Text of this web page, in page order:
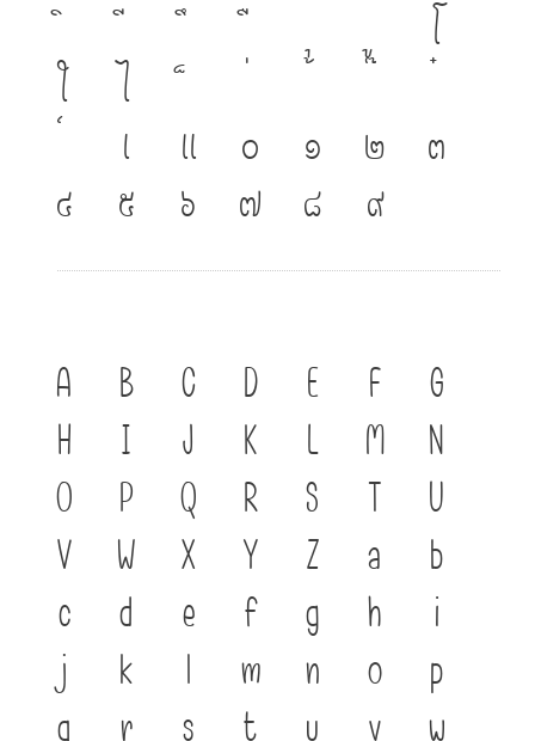
โ
ใ
ไ
เ
แ ๐ ๑ ๒
๓
๔
๕ ๖ ๗ ๘ ๙
A B C D E F
G
H
I J K L M
N
O
P Q R S T
U
V
W X Y Z a
b
c
d e f g h
i
j
k l m n o
p
q
r s t u v
w